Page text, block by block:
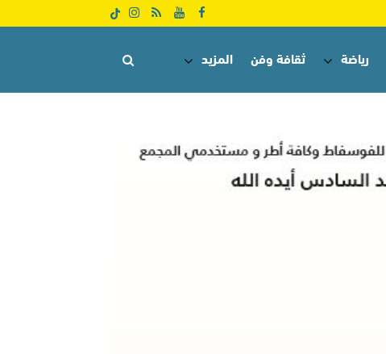
رياضة ثقافة وفن المزيد